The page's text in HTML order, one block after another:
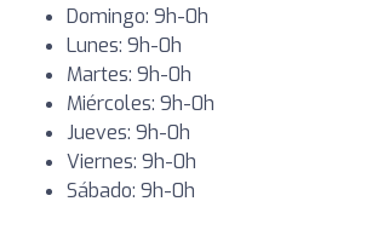
Domingo: 9h-0h
Lunes: 9h-0h
Martes: 9h-0h
Miércoles: 9h-0h
Jueves: 9h-0h
Viernes: 9h-0h
Sábado: 9h-0h